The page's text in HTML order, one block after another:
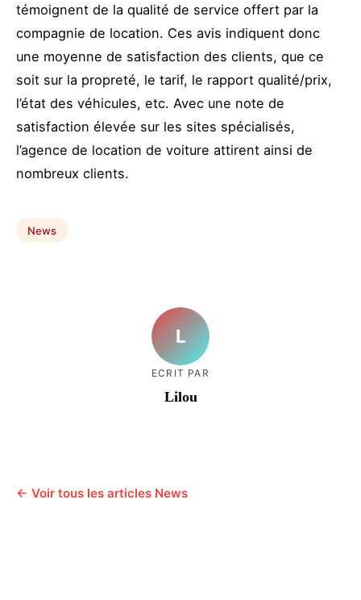
témoignent de la qualité de service offert par la
compagnie de location. Ces avis indiquent donc
une moyenne de satisfaction des clients, que ce
soit sur la propreté, le tarif, le rapport qualité/prix,
l’état des véhicules, etc. Avec une note de
satisfaction élevée sur les sites spécialisés,
l’agence de location de voiture attirent ainsi de
nombreux clients.
News
L
ECRIT PAR
Lilou
← Voir tous les articles News